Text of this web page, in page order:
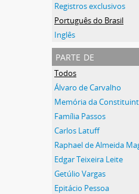
Registros exclusivos
Português do Brasil
Inglês
parte de
Todos
Álvaro de Carvalho
Memória da
Família Passos
Carlos Latuff
Raphael de Almeida
Edgar Teixeira Leite
Getúlio Vargas
Epitácio Pessoa